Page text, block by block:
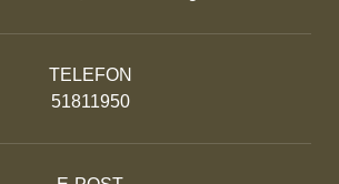
TELEFON
51811950